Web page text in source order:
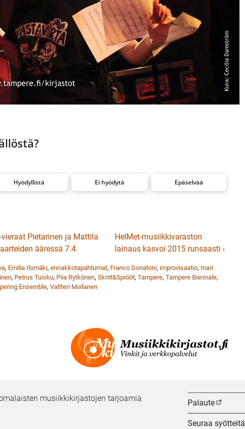
Hyödyllistä Ei hyödytä Epäselvää
Pietarinen ja Mattila
ääressä 7.4.
HelMet-musiikkivaraston
lainaus kasvoi 2015 runsaasti ›
, Emilia Ilomäki, ennakkotapahtumat, Franco Donatoni, improvisaatio, Inari
, Petrus Tuisku, Piia Rytkönen, Skriit&Sprööt, Tampere, Tampere Biennale,
Ensemble, Valtteri Moilanen
musiikkikirjastojen tarjoamia
Palaute
Seuraa syötteitä